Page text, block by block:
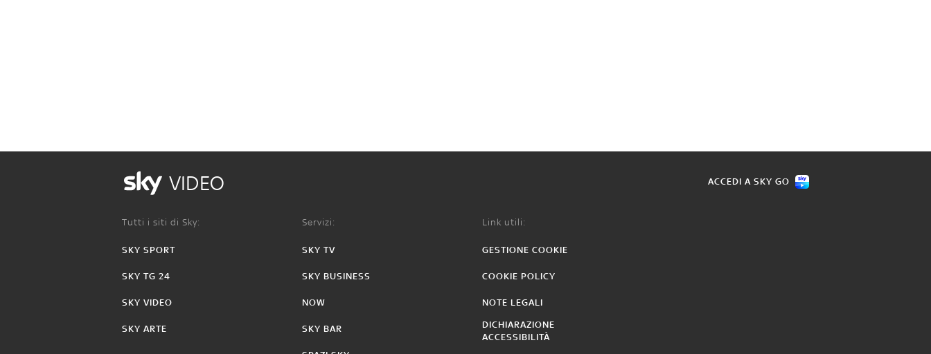
VIDEO ACCEDI A SKY GO
Tutti i siti di Sky:
SKY SPORT
SKY TG 24
SKY VIDEO
SKY ARTE
Servizi:
SKY TV
SKY BUSINESS
NOW
SKY BAR
Link utili:
GESTIONE COOKIE
COOKIE POLICY
NOTE LEGALI
DICHIARAZIONE
ACCESSIBILITÀ